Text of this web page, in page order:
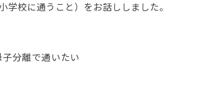
学校に通うこと）をお話ししました。
分離で通いたい